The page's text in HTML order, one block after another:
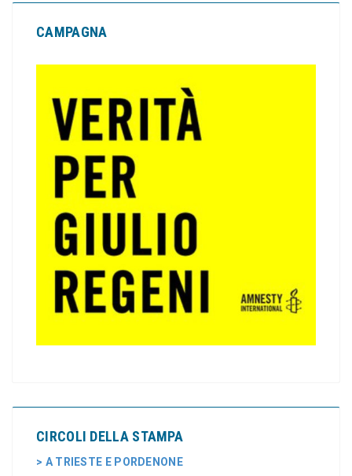
CAMPAGNA
CIRCOLI DELLA STAMPA
> A TRIESTE E PORDENONE